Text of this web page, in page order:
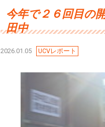
今年で２６回目
田中
2026.01.05 UCVレポート